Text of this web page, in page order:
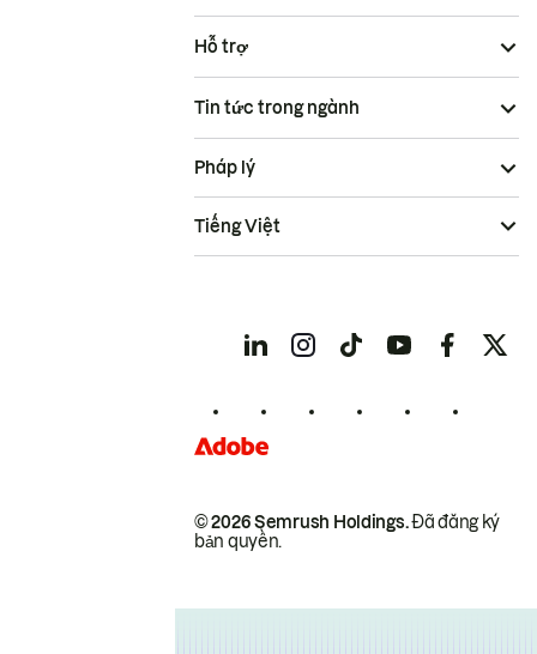
Hỗ trợ
Tin tức trong ngành
© 2026 Semrush Holdings.Đã đăng ký
bản quyền.
Pháp lý
Tiếng Việt